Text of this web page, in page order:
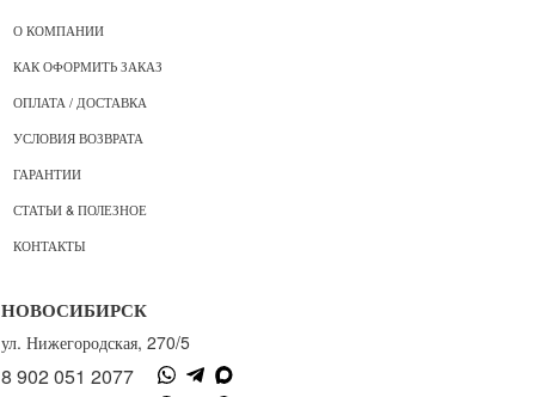
О КОМПАНИИ
КАК ОФОРМИТЬ ЗАКАЗ
ОПЛАТА / ДОСТАВКА
УСЛОВИЯ ВОЗВРАТА
ГАРАНТИИ
СТАТЬИ & ПОЛЕЗНОЕ
КОНТАКТЫ
НОВОСИБИРСК
ул. Нижегородская, 270/5
8 902 051 2077